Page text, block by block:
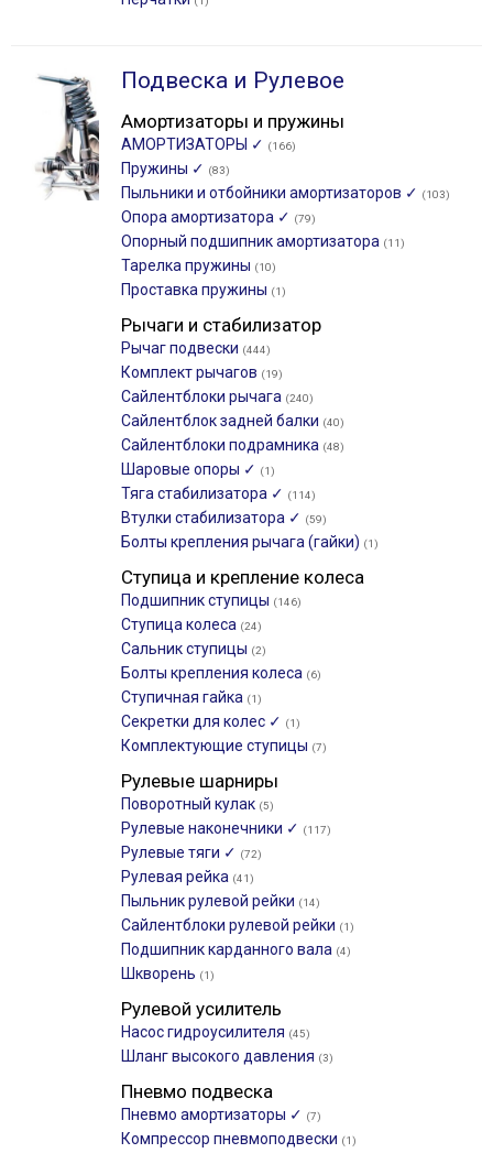
Подвеска и Рулевое
Амортизаторы и пружины
АМОРТИЗАТОРЫ ✓ (166)
Пружины ✓ (83)
Пыльники и отбойники амортизаторов ✓ (103)
Опора амортизатора ✓ (79)
Опорный подшипник амортизатора (11)
Тарелка пружины (10)
Проставка пружины (1)
Рычаги и стабилизатор
Рычаг подвески (444)
Комплект рычагов (19)
Сайлентблоки рычага (240)
Сайлентблок задней балки (40)
Сайлентблоки подрамника (48)
Шаровые опоры ✓ (1)
Тяга стабилизатора ✓ (114)
Втулки стабилизатора ✓ (59)
Болты крепления рычага (гайки) (1)
Ступица и крепление колеса
Подшипник ступицы (146)
Ступица колеса (24)
Сальник ступицы (2)
Болты крепления колеса (6)
Ступичная гайка (1)
Секретки для колес ✓ (1)
Комплектующие ступицы (7)
Рулевые шарниры
Поворотный кулак (5)
Рулевые наконечники ✓ (117)
Рулевые тяги ✓ (72)
Рулевая рейка (41)
Пыльник рулевой рейки (14)
Сайлентблоки рулевой рейки (1)
Подшипник карданного вала (4)
Шкворень (1)
Рулевой усилитель
Насос гидроусилителя (45)
Шланг высокого давления (3)
Пневмо подвеска
Пневмо амортизаторы ✓ (7)
Компрессор пневмоподвески (1)